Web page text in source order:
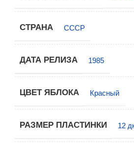
СТРАНА СССР
ДАТА РЕЛИЗА 1985
ЦВЕТ ЯБЛОКА Красный
РАЗМЕР ПЛАСТИНКИ 12